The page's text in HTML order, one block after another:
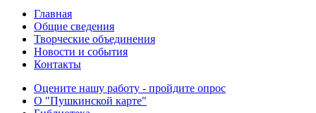
Главная
Общие сведения
Творческие объединения
Новости и события
Контакты
Оцените нашу работу - пройдите опрос
О "Пушкинской карте"